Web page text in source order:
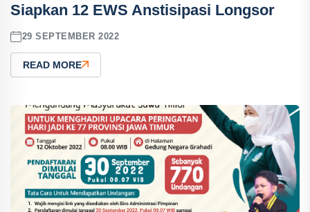
Siapkan 12 EWS Anstisipasi Longsor
29 SEPTEMBER 2022
READ MORE